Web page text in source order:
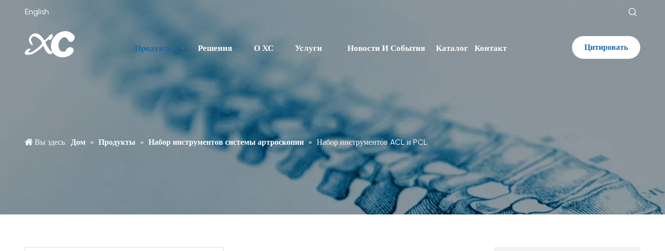
English
Продукты Решения О ХС Услуги Новости И События Каталог Контакт Цитировать
Вы здесь: Дом » Продукты » Набор инструментов системы артроскопии » Набор инструментов ACL и PCL